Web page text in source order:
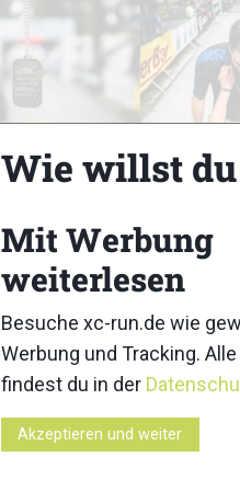
12
17
Wie willst
Mit Werbung
weiterlesen
Besuche xc-run.de wie
Werbung und Tracking.
findest du in der
Akzeptieren und weiter